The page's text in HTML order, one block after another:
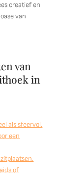
creatief en
van
van
in
als sfeervol.
een
of